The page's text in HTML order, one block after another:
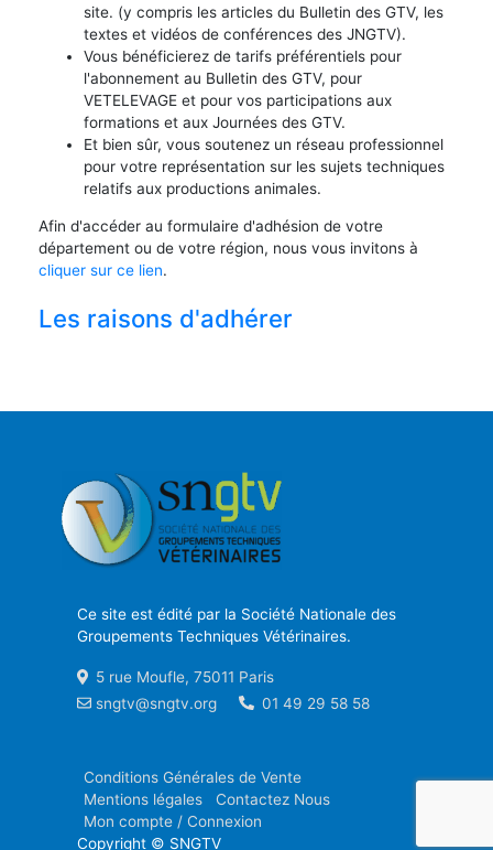
site. (y compris les articles du Bulletin des GTV, les
textes et vidéos de conférences des JNGTV).
Vous bénéficierez de tarifs préférentiels pour
l'abonnement au Bulletin des GTV, pour
VETELEVAGE et pour vos participations aux
formations et aux Journées des GTV.
Et bien sûr, vous soutenez un réseau professionnel
pour votre représentation sur les sujets techniques
relatifs aux productions animales.
Afin d'accéder au formulaire d'adhésion de votre
département ou de votre région, nous vous invitons à
cliquer sur ce lien.
Les raisons d'adhérer
Ce site est édité par la Société Nationale des
Groupements Techniques Vétérinaires.
5 rue Moufle, 75011 Paris
sngtv@sngtv.org
01 49 29 58 58
Conditions Générales de Vente
Mentions légales
Contactez Nous
Mon compte / Connexion
Copyright © SNGTV